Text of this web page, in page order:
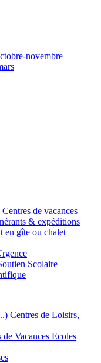
novembre
de vacances
& expéditions
en gîte ou chalet
Scolaire
Centres de Loisirs,
de Vacances Ecoles